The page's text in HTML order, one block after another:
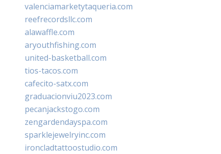
valenciamarketytaqueria.com
reefrecordsllc.com
alawaffle.com
aryouthfishing.com
united-basketball.com
tios-tacos.com
cafecito-satx.com
graduacionviu2023.com
pecanjackstogo.com
zengardendayspa.com
sparklejewelryinc.com
ironcladtattoostudio.com